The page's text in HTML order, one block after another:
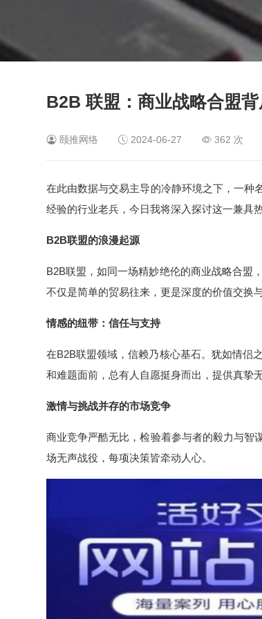
B2B 联盟：商业战略合盟
颐推网络 2024-06-27 362 次
在此由数据与交易主导的冷静环境之下，一种
经验的行业老兵，今日我将深入探讨这一兼具
B2B联盟的浪漫起源
B2B联盟，如同一场精妙绝伦的商业战略合盟
不仅是简单的贸易往来，更是深度的价值交换
情感的纽带：信任与支持
在B2B联盟领域，信赖乃核心基石。犹如情侣
和难题面前，总有人自愿挺身而出，提供真挚
激情与挑战并存的市场竞争
商业竞争严酷无比，检验着参与者的毅力与智
场无声战役，每项决策皆牵动人心。